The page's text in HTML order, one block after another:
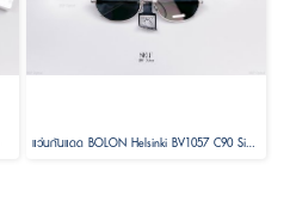
แว่นกันแดด BOLON Helsinki BV1057 C90 Size 56 ( Foldable )